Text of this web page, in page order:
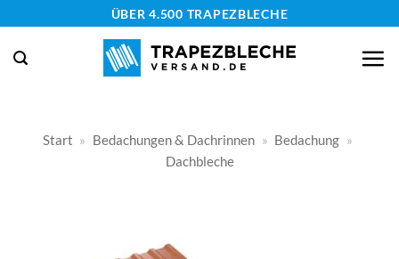
springen
ÜBER 4.500 TRAPEZBLECHE
Start » Bedachungen & Dachrinnen » Bedachung »
Dachbleche